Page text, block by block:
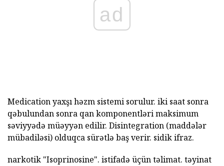
ad
Medication yaxşı həzm sistemi sorulur. iki saat sonra
qəbulundan sonra qan komponentləri maksimum
səviyyədə müəyyən edilir. Disintegration (maddələr
mübadiləsi) olduqca sürətlə baş verir. sidik ifraz.
narkotik "Isoprinosine". istifadə üçün təlimat. təyinat